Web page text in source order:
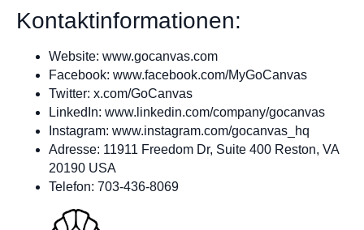
Kontaktinformationen:
Website: www.gocanvas.com
Facebook: www.facebook.com/MyGoCanvas
Twitter: x.com/GoCanvas
LinkedIn: www.linkedin.com/company/gocanvas
Instagram: www.instagram.com/gocanvas_hq
Adresse: 11911 Freedom Dr, Suite 400 Reston, VA
20190 USA
Telefon: 703-436-8069